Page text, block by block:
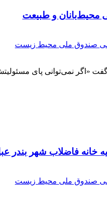
صندوق ملی محیط زیست
پای مسئولیتش بایستی، قبول نکن»
فاضلاب شهر بندر
صندوق ملی محیط زیست